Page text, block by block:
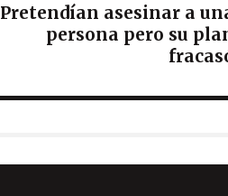
Pretendían asesinar a
persona pero su